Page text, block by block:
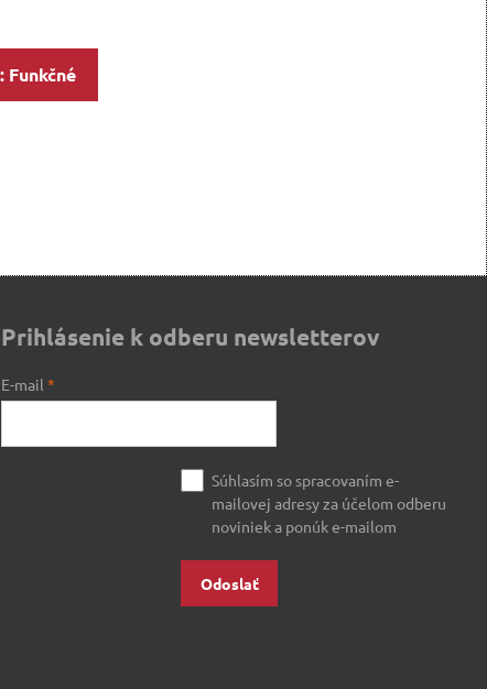
Prihlásenie k odberu newsletterov
E-mail*
Súhlasím so spracovaním e-
mailovej adresy za účelom odberu
noviniek a ponúk e-mailom
Odoslať